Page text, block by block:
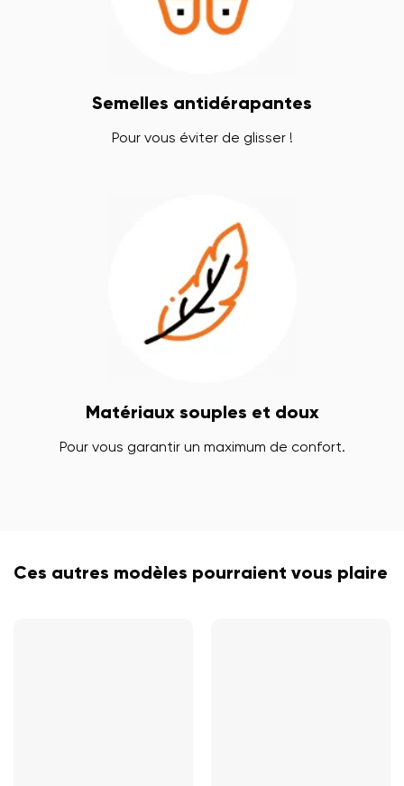
Semelles antidérapantes
Pour vous éviter de glisser !
Matériaux souples et doux
Pour vous garantir un maximum de confort.
Ces autres modèles pourraient vous plaire